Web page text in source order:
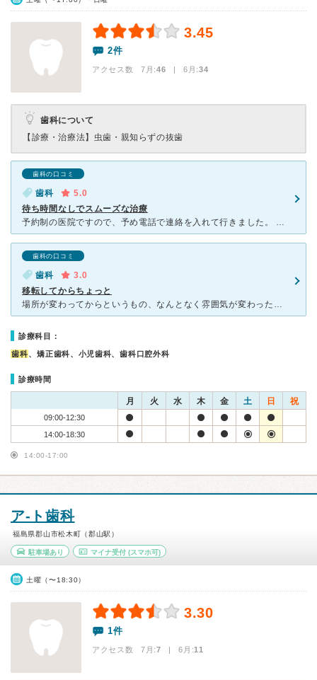
3.45
2件
アクセス数 7月:46 | 6月:34
歯科について
【診療・治療法】 虫歯・親知らずの抜歯
歯科の口コミ
歯科
5.0
待ち時間なしでスムーズな治療
予約制の医院ですので、予め電話で連絡を入れて行きました。 問診票の記入の後は、すぐに治療室に案内されました。 ほとんどの歯科医院が診療室は土足禁止だと思うのですが、こちらはそのまま入室が可能とのこ
歯科の口コミ
歯科
3.0
移転してからちょっと
場所が変わってからというもの、なんとなく雰囲気が変わったような。 銀歯が取れてしまって急に夕方行ったのですが、処置してくれたのはとても助かったものの、取れた銀歯をそのまま入れられてしまい、なんとなく
診療科目：
歯科、矯正歯科、小児歯科、歯科口腔外科
診療時間
月 火 水 木 金 土 日 祝
09:00-12:30
14:00-18:30
14:00-17:00
ア-ト歯科
福島県郡山市松木町（郡山駅）
駐車場あり マイナ受付(スマホ可)
土曜（〜18:30）
3.30
1件
アクセス数 7月:7 | 6月:11